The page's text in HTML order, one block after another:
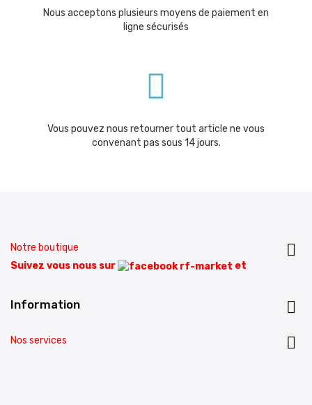
Nous acceptons plusieurs moyens de paiement en
ligne sécurisés
Vous pouvez nous retourner tout article ne vous
convenant pas sous 14 jours.
Notre boutique 
Suivez vous nous sur et
Information 
Nos services 